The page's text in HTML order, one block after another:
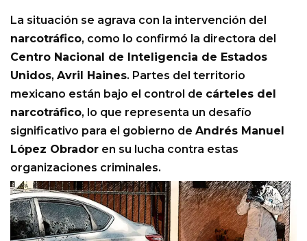
La situación se agrava con la intervención del
narcotráfico, como lo confirmó la directora del
Centro Nacional de Inteligencia de Estados
Unidos, Avril Haines. Partes del territorio
mexicano están bajo el control de cárteles del
narcotráfico, lo que representa un desafío
significativo para el gobierno de Andrés Manuel
López Obrador en su lucha contra estas
organizaciones criminales.